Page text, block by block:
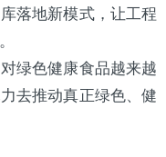
落地新模式，让工程
绿色健康食品越来越
去推动真正绿色、健